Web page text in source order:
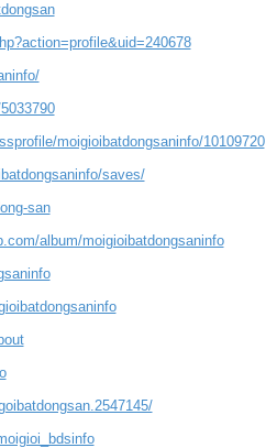
moigioibatdongsaninfo/10109720
saves/
san
album/moigioibatdongsaninfo